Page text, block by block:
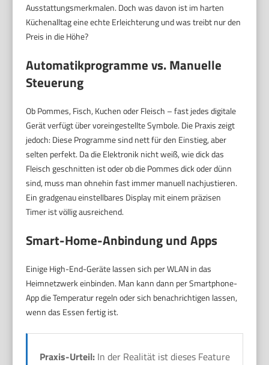
Ausstattungsmerkmalen. Doch was davon ist im harten
Küchenalltag eine echte Erleichterung und was treibt nur den
Preis in die Höhe?
Automatikprogramme vs. Manuelle
Steuerung
Ob Pommes, Fisch, Kuchen oder Fleisch – fast jedes digitale
Gerät verfügt über voreingestellte Symbole. Die Praxis zeigt
jedoch: Diese Programme sind nett für den Einstieg, aber
selten perfekt. Da die Elektronik nicht weiß, wie dick das
Fleisch geschnitten ist oder ob die Pommes dick oder dünn
sind, muss man ohnehin fast immer manuell nachjustieren.
Ein gradgenau einstellbares Display mit einem präzisen
Timer ist völlig ausreichend.
Smart-Home-Anbindung und Apps
Einige High-End-Geräte lassen sich per WLAN in das
Heimnetzwerk einbinden. Man kann dann per Smartphone-
App die Temperatur regeln oder sich benachrichtigen lassen,
wenn das Essen fertig ist.
Praxis-Urteil: In der Realität ist dieses Feature